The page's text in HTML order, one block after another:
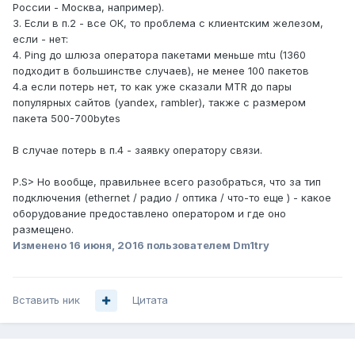
России - Москва, например).
3. Eсли в п.2 - все ОК, то проблема с клиентским железом,
если - нет:
4. Ping до шлюза оператора пакетами меньше mtu (1360
подходит в большинстве случаев), не менее 100 пакетов
4.а если потерь нет, то как уже сказали MTR до пары
популярных сайтов (yandex, rambler), также с размером
пакета 500-700bytes
В случае потерь в п.4 - заявку оператору связи.
P.S> Но вообще, правильнее всего разобраться, что за тип
подключения (ethernet / радио / оптика / что-то еще ) - какое
оборудование предоставлено оператором и где оно
размещено.
Изменено 16 июня, 2016 пользователем Dm1try
Вставить ник Цитата